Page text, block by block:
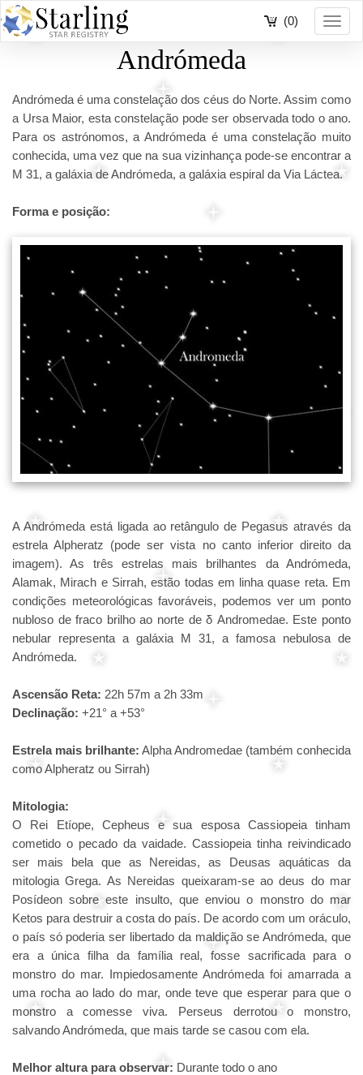
(0)
Andrómeda
Andrómeda é uma constelação dos céus do Norte. Assim como
a Ursa Maior, esta constelação pode ser observada todo o ano.
Para os astrónomos, a Andrómeda é uma constelação muito
conhecida, uma vez que na sua vizinhança pode-se encontrar a
M 31, a galáxia de Andrómeda, a galáxia espiral da Via Láctea.
Forma e posição:
A Andrómeda está ligada ao retângulo de Pegasus através da
estrela Alpheratz (pode ser vista no canto inferior direito da
imagem). As três estrelas mais brilhantes da Andrómeda,
Alamak, Mirach e Sirrah, estão todas em linha quase reta. Em
condições meteorológicas favoráveis, podemos ver um ponto
nubloso de fraco brilho ao norte de δ Andromedae. Este ponto
nebular representa a galáxia M 31, a famosa nebulosa de
Andrómeda.
Ascensão Reta: 22h 57m a 2h 33m
Declinação: +21° a +53°
Estrela mais brilhante: Alpha Andromedae (também conhecida
como Alpheratz ou Sirrah)
Mitologia:
O Rei Etíope, Cepheus e sua esposa Cassiopeia tinham
cometido o pecado da vaidade. Cassiopeia tinha reivindicado
ser mais bela que as Nereidas, as Deusas aquáticas da
mitologia Grega. As Nereidas queixaram-se ao deus do mar
Posídeon sobre este insulto, que enviou o monstro do mar
Ketos para destruir a costa do país. De acordo com um oráculo,
o país só poderia ser libertado da maldição se Andrómeda, que
era a única filha da família real, fosse sacrificada para o
monstro do mar. Impiedosamente Andrómeda foi amarrada a
uma rocha ao lado do mar, onde teve que esperar para que o
monstro a comesse viva. Perseus derrotou o monstro,
salvando Andrómeda, que mais tarde se casou com ela.
Melhor altura para observar: Durante todo o ano